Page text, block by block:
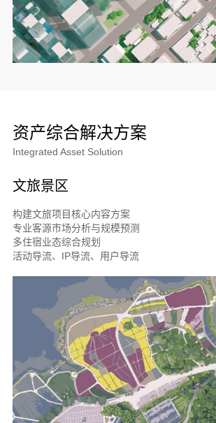
资产综合解决方案
Integrated Asset Solution
文旅景区
构建文旅项目核心内容方案
专业客源市场分析与规模预测
多住宿业态综合规划
活动导流、IP导流、用户导流